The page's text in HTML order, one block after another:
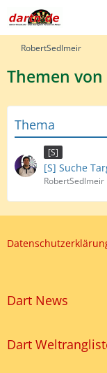
RobertSedlmeir
Themen
Thema
[S]
[S] Suche
RobertSedlmeir
Dart News
Dart